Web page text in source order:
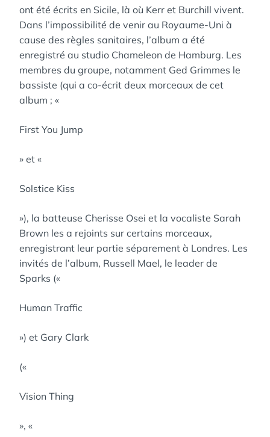
ont été écrits en Sicile, là où Kerr et Burchill vivent.
Dans l’impossibilité de venir au Royaume-Uni à
cause des règles sanitaires, l’album a été
enregistré au studio Chameleon de Hamburg. Les
membres du groupe, notamment Ged Grimmes le
bassiste (qui a co-écrit deux morceaux de cet
album ; «
First You Jump
» et «
Solstice Kiss
»), la batteuse Cherisse Osei et la vocaliste Sarah
Brown les a rejoints sur certains morceaux,
enregistrant leur partie séparement à Londres. Les
invités de l’album, Russell Mael, le leader de
Sparks («
Human Traffic
») et Gary Clark
(«
Vision Thing
», «